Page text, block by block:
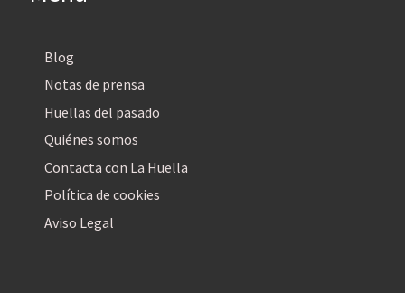
Blog
Notas de prensa
Huellas del pasado
Quiénes somos
Contacta con La Huella
Política de cookies
Aviso Legal